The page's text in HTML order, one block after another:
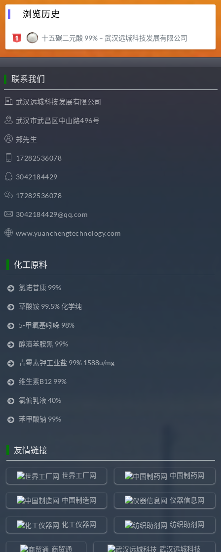
浏览历史
十五碳二元酸 99% – 武汉远城科技发展有限公司
联系我们
武汉远城科技发展有限公司
武汉市武昌区中山路496号
郑先生
17282536078
3042184429
17282536078
3042184429@qq.com
www.yuanchengtechnology.com
化工原料
氯诺昔康 99%
草酸铵 99.5% 化学纯
5-甲氧基吲哚 98%
醇溶苯胺黑 99%
青霉素钾工业盐 99% 1588u/mg
维生素B12 99%
氯偏乳液 40%
苯甲酸钠 99%
友情链接
世界工厂网 中国制药网
中国制造网 仪器信息网
化工仪器网 纺织助剂网
商贸通 武汉远城科技